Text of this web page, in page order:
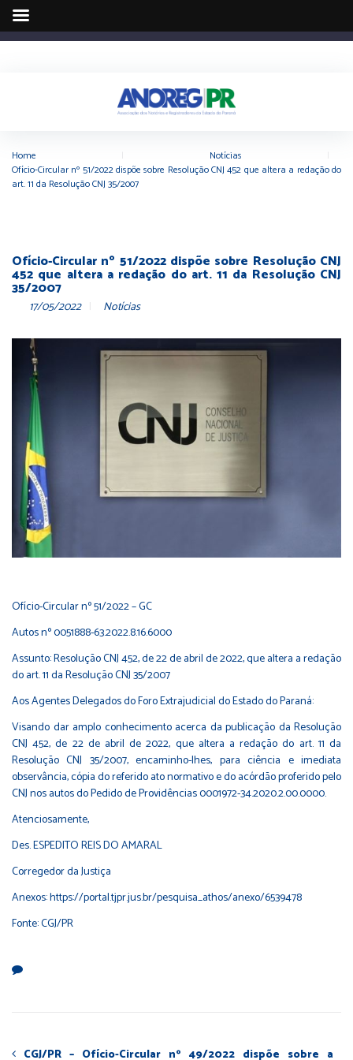
Home Notícias
Ofício-Circular nº 51/2022 dispõe sobre Resolução CNJ 452 que altera a redação do
art. 11 da Resolução CNJ 35/2007
Ofício-Circular nº 51/2022 dispõe sobre Resolução CNJ
452 que altera a redação do art. 11 da Resolução CNJ
35/2007
17/05/2022 Notícias
Ofício-Circular nº 51/2022 – GC
Autos nº 0051888-63.2022.8.16.6000
Assunto: Resolução CNJ 452, de 22 de abril de 2022, que altera a redação
do art. 11 da Resolução CNJ 35/2007
Aos Agentes Delegados do Foro Extrajudicial do Estado do Paraná:
Visando dar amplo conhecimento acerca da publicação da Resolução
CNJ 452, de 22 de abril de 2022, que altera a redação do art. 11 da
Resolução CNJ 35/2007, encaminho-lhes, para ciência e imediata
observância, cópia do referido ato normativo e do acórdão proferido pelo
CNJ nos autos do Pedido de Providências 0001972-34.2020.2.00.0000.
Atenciosamente,
Des. ESPEDITO REIS DO AMARAL
Corregedor da Justiça
Anexos:https://portal.tjpr.jus.br/pesquisa_athos/anexo/6539478
Fonte: CGJ/PR
CGJ/PR – Ofício-Circular nº 49/2022 dispõe sobre a